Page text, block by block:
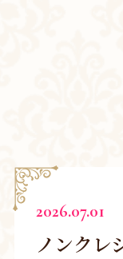
2026.07.01
ノンクレ